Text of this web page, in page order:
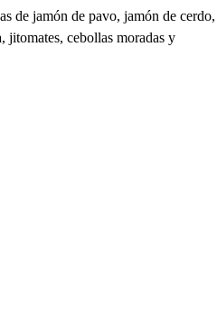
de jamón de pavo, jamón de cerdo,
jitomates, cebollas moradas y